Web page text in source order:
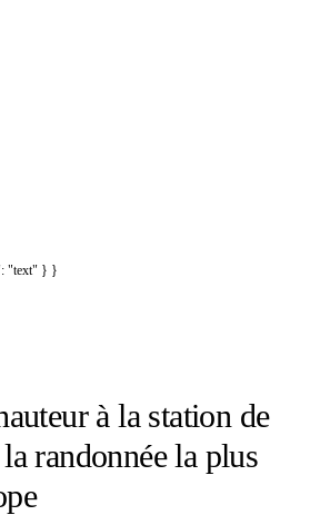
"text" } }
à la station de
randonnée la plus